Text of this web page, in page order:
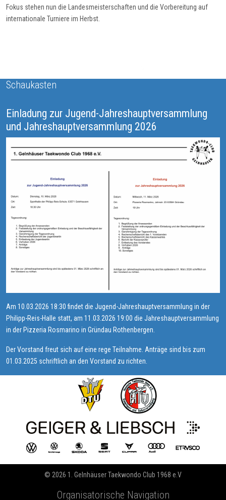
Fokus stehen nun die Landesmeisterschaften und die Vorbereitung auf
internationale Turniere im Herbst.
Schaukasten
Einladung zur Jugend-Jahreshauptversammlung
und Jahreshauptversammlung 2026
Am 10.03.2026 18:30 findet die Jugend-Jahreshauptversammlung in der
Philipp-Reis-Halle statt, am 11.03.2026 19:00 die Jahreshauptversammlung
in der Pizzeria Rosmarino in Gründau Rothenbergen.
Der Vorstand freut sich auf eine rege Teilnahme. Anträge sind bis zum
01.03.2025 schriftlich an den Vorstand zu richten.
© 2026 1. Gelnhäuser Taekwondo Club 1968 e.V
Organisatorische Navigation